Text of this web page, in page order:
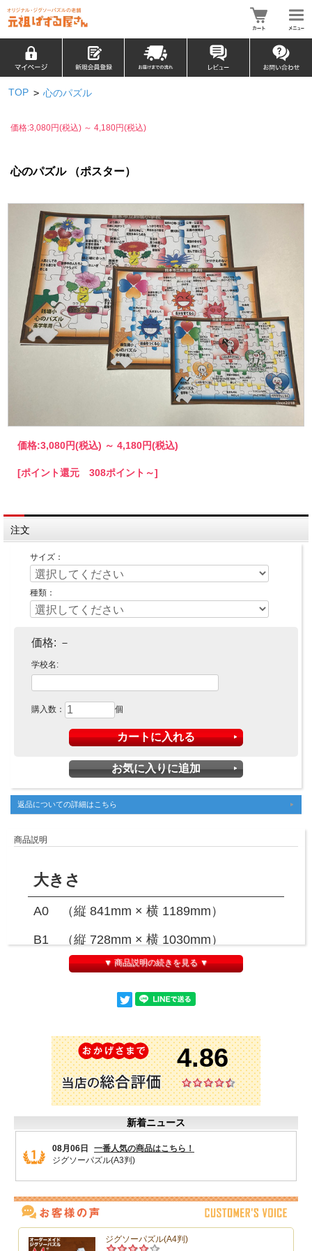
TOP > 心のパズル
価格:3,080円(税込) ～ 4,180円(税込)
心のパズル （ポスター）
価格:3,080円(税込) ～ 4,180円(税込)
[ポイント還元 308ポイント～]
注文
サイズ：
種類：
価格: －
学校名:
購入数： 個
返品についての詳細はこちら
商品説明
大きさ
A0 （縦 841mm × 横 1189mm）
B1 （縦 728mm × 横 1030mm）
A1 （縦 594mm × 横 841mm）
B2 （縦 515mm × 横 728mm）
種類
小学校低学年用
小学校高学年用
中学校用
本商品はポスターです（パズルではありません）
▼ 商品説明の続きを見る ▼